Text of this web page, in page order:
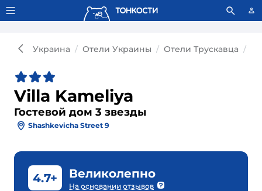
Тонкости используют сookie-файлы. Что это значит?
Украина Отели Украины Отели Трускавца
Villa Kameliya
Гостевой дом 3 звезды
Shashkevicha Street 9
4.7+ Великолепно
На основании отзывов